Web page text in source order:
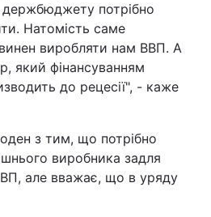
держбюджету потрібно
Натомість саме
виробляти нам ВВП. А
який фінансуванням
до рецесії", - каже
з тим, що потрібно
виробника задля
але вважає, що в уряду